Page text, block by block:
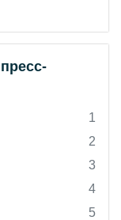
1
2
3
4
5